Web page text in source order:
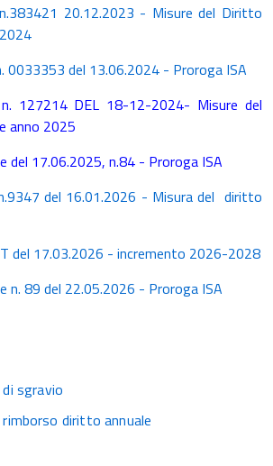
20.12.2023 - Misure del Diritto
0033353 del 13.06.2024 - Proroga ISA
127214 DEL 18-12-2024- Misure del
anno 2025
del 17.06.2025, n.84 - Proroga ISA
del 16.01.2026 - Misura del diritto
del 17.03.2026 - incremento 2026-2028
n. 89 del 22.05.2026 - Proroga ISA
sgravio
diritto annuale